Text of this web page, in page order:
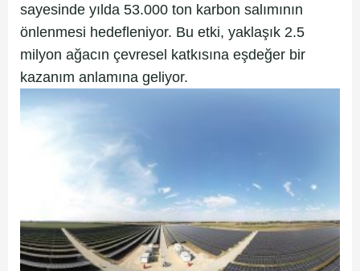
sayesinde yılda 53.000 ton karbon salımının
önlenmesi hedefleniyor. Bu etki, yaklaşık 2.5
milyon ağacın çevresel katkısına eşdeğer bir
kazanım anlamına geliyor.